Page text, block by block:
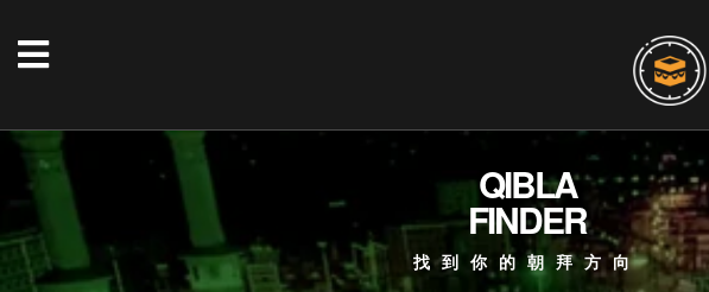
QIBLA
FINDER
找到你的朝拜方向